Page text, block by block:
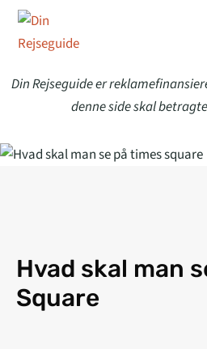
Din Rejseguide er
denne side skal
Hvad skal man
Square